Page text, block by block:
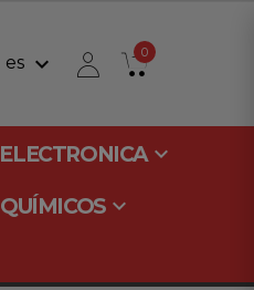
es keyboard_arrow_down 0
ELECTRONICAkeyboard_arrow_down
QUÍMICOSkeyboard_arrow_down